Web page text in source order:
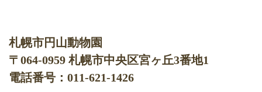
札幌市円山動物園
〒064-0959 札幌市中央区宮ヶ丘3番地1
電話番号：011-621-1426